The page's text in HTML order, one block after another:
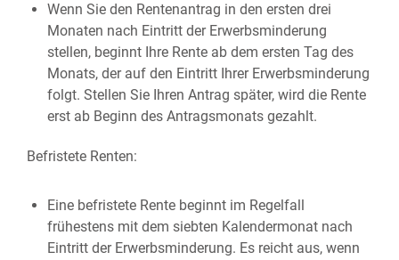
Wenn Sie den Rentenantrag in den ersten drei
Monaten nach Eintritt der Erwerbsminderung
stellen, beginnt Ihre Rente ab dem ersten Tag des
Monats, der auf den Eintritt Ihrer Erwerbsminderung
folgt. Stellen Sie Ihren Antrag später, wird die Rente
erst ab Beginn des Antragsmonats gezahlt.
Befristete Renten:
Eine befristete Rente beginnt im Regelfall
frühestens mit dem siebten Kalendermonat nach
Eintritt der Erwerbsminderung. Es reicht aus, wenn